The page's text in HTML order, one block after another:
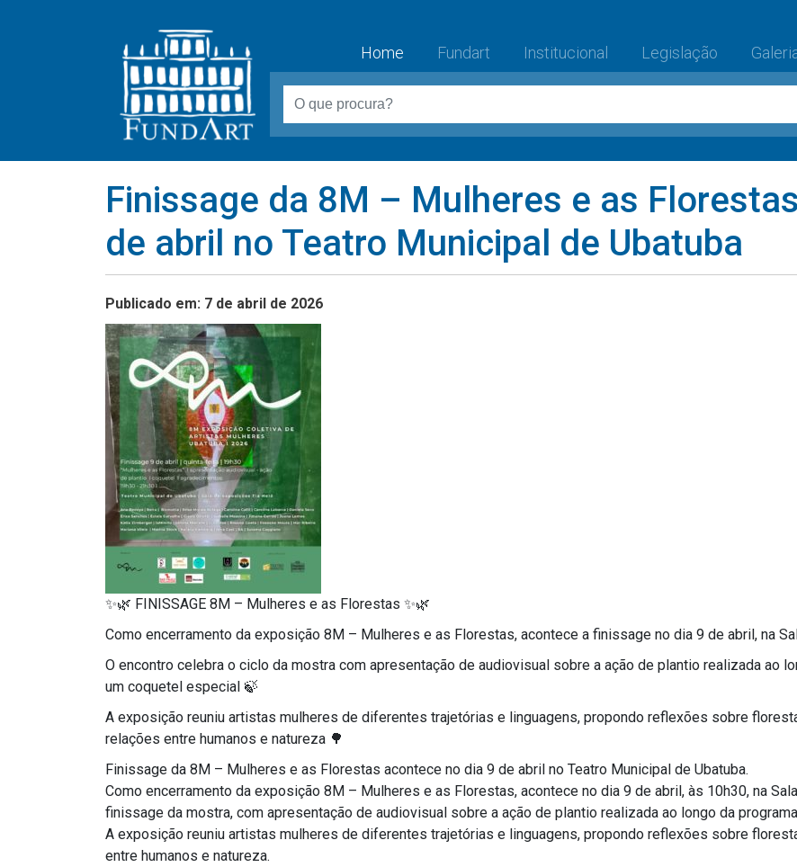
Home (current)Fundart Institucional Legislação
Finissage da 8M – Mulheres e as
de abril no Teatro Municipal de Ubatuba
Publicado em: 7 de abril de 2026
✨🌿 FINISSAGE 8M – Mulheres e as Florestas ✨🌿
Como encerramento da exposição 8M – Mulheres e as Florestas, acontece a finissage no dia 9 de abril, na
O encontro celebra o ciclo da mostra com apresentação de audiovisual sobre a ação de plantio realizada ao
um coquetel especial 🍃
A exposição reuniu artistas mulheres de diferentes trajetórias e linguagens, propondo reflexões sobre
relações entre humanos e natureza 🌳
Finissage da 8M – Mulheres e as Florestas acontece no dia 9 de abril no Teatro Municipal de Ubatuba.
Como encerramento da exposição 8M – Mulheres e as Florestas, acontece no dia 9 de abril, às 10h30, na
finissage da mostra, com apresentação de audiovisual sobre a ação de plantio realizada ao longo da
A exposição reuniu artistas mulheres de diferentes trajetórias e linguagens, propondo reflexões sobre
entre humanos e natureza.